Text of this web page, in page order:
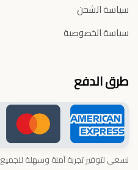
سياسة الشحن
سياسة الخصوصية
طرق الدفع
نسعى لتوفير تجربة آمنة وسهلة للجميع